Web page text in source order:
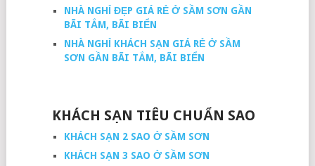
NHÀ NGHỈ ĐẸP GIÁ RẺ Ở SẦM SƠN GẦN
BÃI TẮM, BÃI BIỂN
NHÀ NGHỈ KHÁCH SẠN GIÁ RẺ Ở SẦM
SƠN GẦN BÃI TẮM, BÃI BIỂN
KHÁCH SẠN TIÊU CHUẨN SAO
KHÁCH SẠN 2 SAO Ở SẦM SƠN
KHÁCH SẠN 3 SAO Ở SẦM SƠN